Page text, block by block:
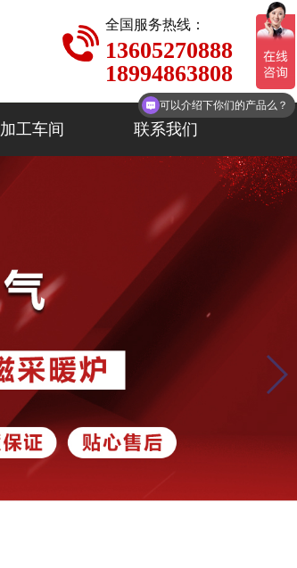
全国服务热线：
13605270888
18994863808
加工车间 联系我们
你们是怎么收费的呢？